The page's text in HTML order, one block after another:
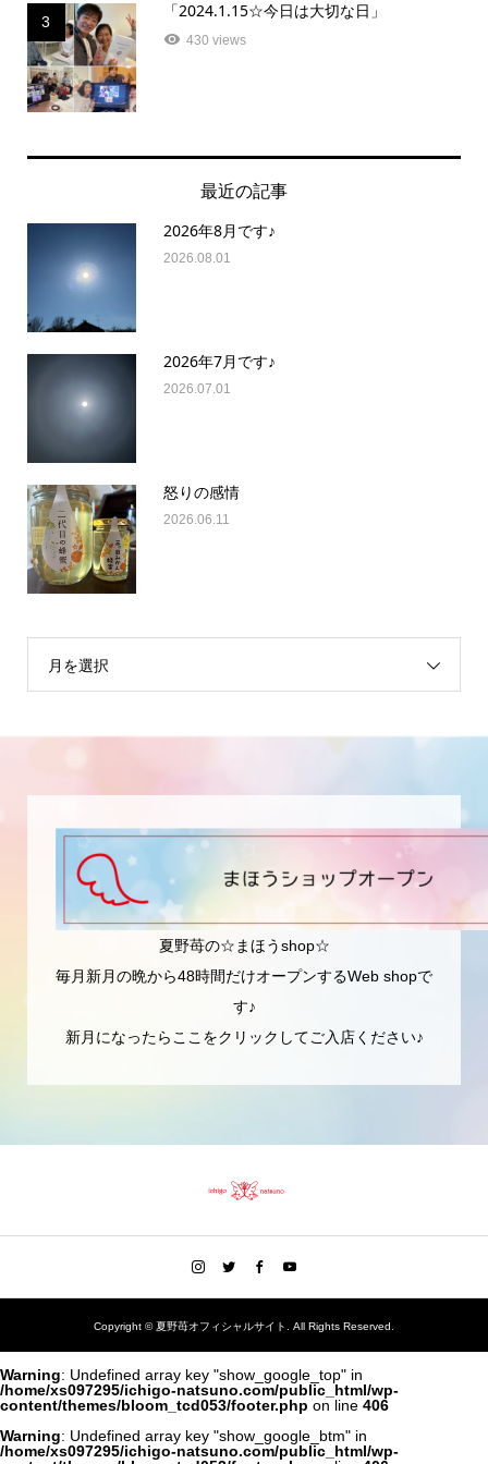
3
「2024.1.15☆今日は大切な日」
430 views
最近の記事
2026年8月です♪
2026.08.01
2026年7月です♪
2026.07.01
怒りの感情
2026.06.11
月を選択
夏野苺の☆まほうshop☆
毎月新月の晩から48時間だけオープンするWeb shopで
す♪
新月になったらここをクリックしてご入店ください♪
Copyright ©夏野苺オフィシャルサイト. All Rights Reserved.
Warning: Undefined array key "show_google_top" in
/home/xs097295/ichigo-natsuno.com/public_html/wp-
content/themes/bloom_tcd053/footer.php on line 406
Warning: Undefined array key "show_google_btm" in
/home/xs097295/ichigo-natsuno.com/public_html/wp-